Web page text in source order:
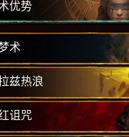
优势
术
兹热浪
诅咒